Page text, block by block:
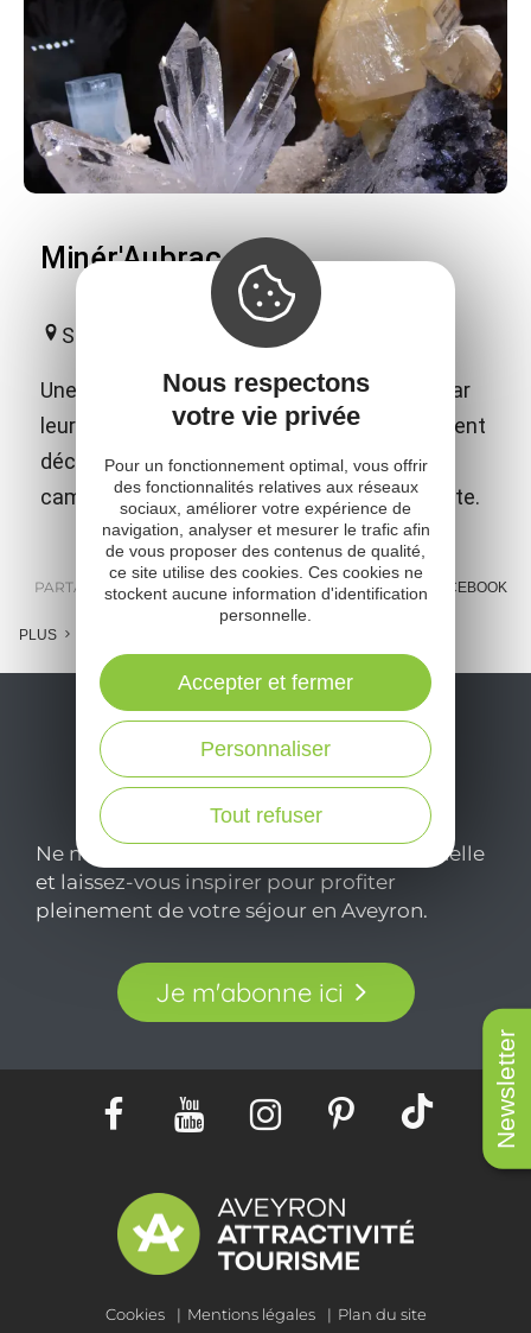
Newsletter
Minér'Aubrac
Saint-Amans-des-Côts
Une étonnante collection de minéraux qui par
leur beauté et leurs diversités vous emmènent
découvrir les trésors géologiques de nos
campagnes mais aussi ceux de notre planète.
PARTAGER : MESSENGER FACEBOOK
PLUS
Ne manquez pas notre newsletter mensuelle
et laissez-vous inspirer pour profiter
pleinement de votre séjour en Aveyron.
Je m'abonne ici
Cookies Mentions légales Plan du site
Nous respectons
votre vie privée
Pour un fonctionnement optimal, vous offrir
des fonctionnalités relatives aux réseaux
sociaux, améliorer votre expérience de
navigation, analyser et mesurer le trafic afin
de vous proposer des contenus de qualité,
ce site utilise des cookies. Ces cookies ne
stockent aucune information d'identification
personnelle.
Tout refuser
Personnaliser
Accepter et fermer